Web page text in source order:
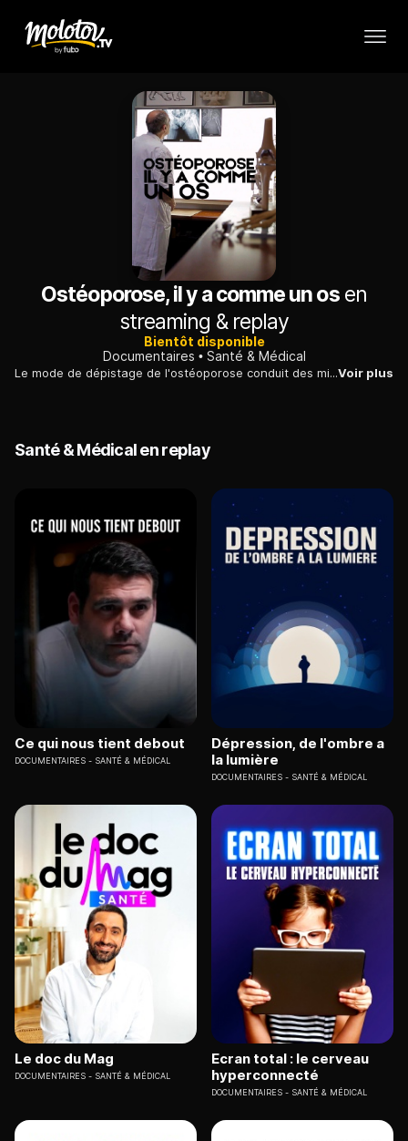
Ostéoporose, il y a comme un osen
streaming & replay
Bientôt disponible
Documentaires
Santé & Médical
Le mode de dépistage de l'ostéoporose conduit des milliers de femmes en bonne santé à prendre des traitements préventifs dont l'efficacité est remise en cause : enquête.Voir plus
Santé & Médical en replay
Ce qui nous tient debout
DOCUMENTAIRES SANTÉ & MÉDICAL
Dépression, de l'ombre a
la lumière
DOCUMENTAIRES SANTÉ & MÉDICAL
Le doc du Mag
DOCUMENTAIRES SANTÉ & MÉDICAL
Ecran total : le cerveau
hyperconnecté
DOCUMENTAIRES SANTÉ & MÉDICAL